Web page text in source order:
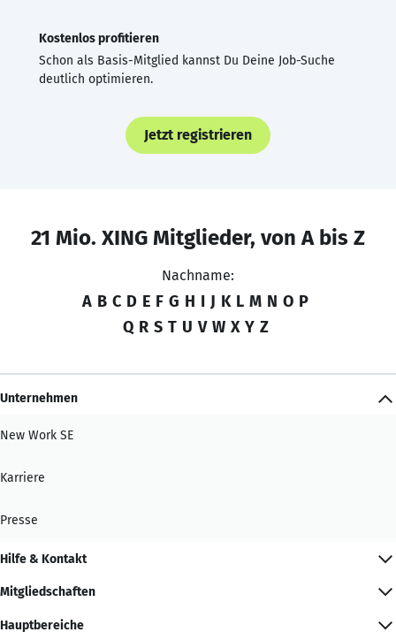
Kostenlos profitieren
Schon als Basis-Mitglied kannst Du Deine Job-Suche
deutlich optimieren.
Jetzt registrieren
21 Mio. XING Mitglieder, von A bis Z
Nachname:
A B C D E F G H I J K L M N O P
Q R S T U V W X Y Z
Unternehmen
New Work SE
Karriere
Presse
Hilfe & Kontakt
Mitgliedschaften
Hauptbereiche